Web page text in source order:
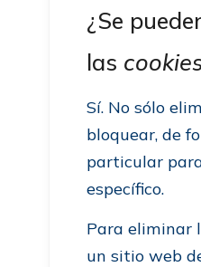
¿Se
las
Sí. No sólo
bloquear, de
particular
específico.
Para eliminar
un sitio web